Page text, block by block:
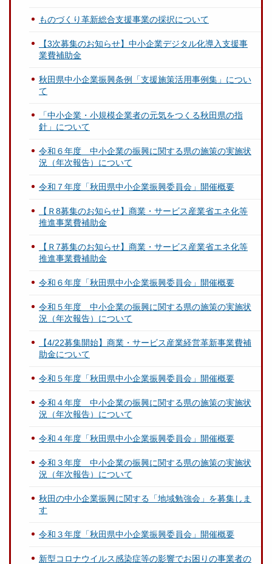
ものづくり革新総合支援事業の採択について
【3次募集のお知らせ】中小企業デジタル化導入支援事
業費補助金
秋田県中小企業振興条例「支援施策活用事例集」につい
て
「中小企業・小規模企業者の元気をつくる秋田県の指
針」について
令和６年度 中小企業の振興に関する県の施策の実施状
況（年次報告）について
令和７年度「秋田県中小企業振興委員会」開催概要
【Ｒ8募集のお知らせ】商業・サービス産業省エネ化等
推進事業費補助金
【Ｒ7募集のお知らせ】商業・サービス産業省エネ化等
推進事業費補助金
令和６年度「秋田県中小企業振興委員会」開催概要
令和５年度 中小企業の振興に関する県の施策の実施状
況（年次報告）について
【4/22募集開始】商業・サービス産業経営革新事業費補
助金について
令和５年度「秋田県中小企業振興委員会」開催概要
令和４年度 中小企業の振興に関する県の施策の実施状
況（年次報告）について
令和４年度「秋田県中小企業振興委員会」開催概要
令和３年度 中小企業の振興に関する県の施策の実施状
況（年次報告）について
秋田の中小企業振興に関する「地域勉強会」を募集しま
す
令和３年度「秋田県中小企業振興委員会」開催概要
新型コロナウイルス感染症等の影響でお困りの事業者の